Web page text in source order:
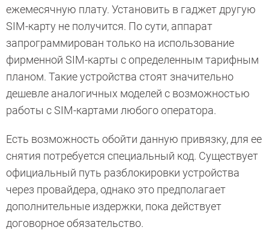
ежемесячную плату. Установить в гаджет другую
SIM-карту не получится. По сути, аппарат
запрограммирован только на использование
фирменной SIM-карты с определенным тарифным
планом. Такие устройства стоят значительно
дешевле аналогичных моделей с возможностью
работы с SIM-картами любого оператора.
Есть возможность обойти данную привязку, для ее
снятия потребуется специальный код. Существует
официальный путь разблокировки устройства
через провайдера, однако это предполагает
дополнительные издержки, пока действует
договорное обязательство.